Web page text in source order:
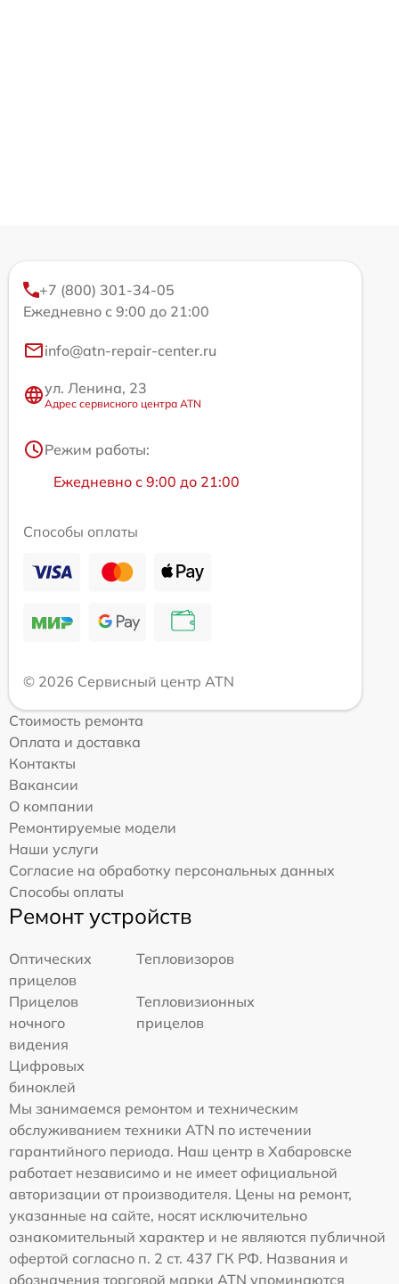
+7 (800) 301-34-05
Ежедневно с 9:00 до 21:00
info@atn-repair-center.ru
ул. Ленина, 23
Адрес сервисного центра ATN
Режим работы:
Ежедневно с 9:00 до 21:00
Способы оплаты
© 2026 Сервисный центр ATN
Стоимость ремонта
Оплата и доставка
Контакты
Вакансии
О компании
Ремонтируемые модели
Наши услуги
Согласие на обработку персональных данных
Способы оплаты
Ремонт устройств
Оптических
прицелов
Тепловизоров
Прицелов
ночного
видения
Тепловизионных
прицелов
Цифровых
биноклей
Мы занимаемся ремонтом и техническим
обслуживанием техники ATN по истечении
гарантийного периода. Наш центр в Хабаровске
работает независимо и не имеет официальной
авторизации от производителя. Цены на ремонт,
указанные на сайте, носят исключительно
ознакомительный характер и не являются публичной
офертой согласно п. 2 ст. 437 ГК РФ. Названия и
обозначения торговой марки ATN упоминаются